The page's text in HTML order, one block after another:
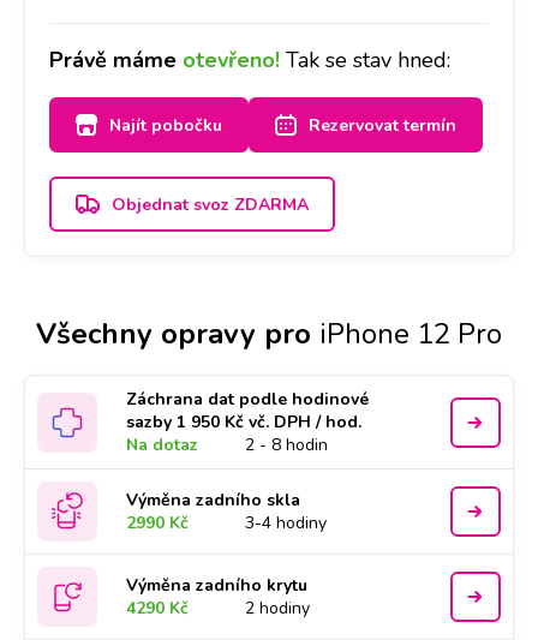
Právě máme otevřeno! Tak se stav hned:
Najít pobočku Rezervovat termín
Objednat svoz ZDARMA
Všechny opravy pro iPhone 12 Pro
Záchrana dat podle hodinové
sazby 1 950 Kč vč. DPH / hod.
Na dotaz
2 - 8 hodin
Výměna zadního skla
2990 Kč
3-4 hodiny
Výměna zadního krytu
4290 Kč
2 hodiny